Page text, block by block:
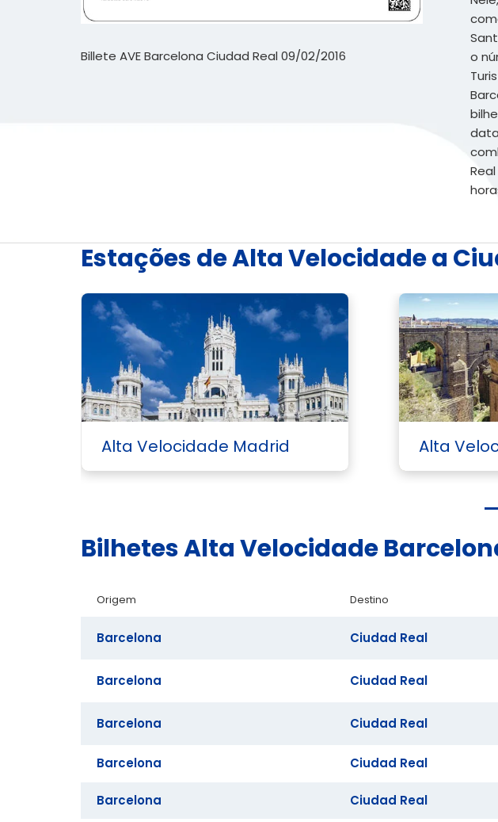
Billete AVE Barcelona Ciudad Real 09/02/2016
o
Estações de Alta Velocidade a
Alta Velocidade Madrid Alta
Bilhetes Alta Velocidade
Origem Destino
Barcelona Ciudad Real
Barcelona Ciudad Real
Barcelona Ciudad Real
Barcelona Ciudad Real
Barcelona Ciudad Real